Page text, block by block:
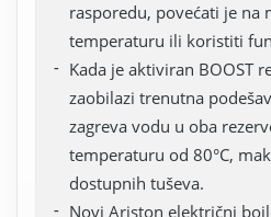
rasporedu, povećati je na
temperaturu ili koristiti
Kada je aktiviran BOOST
zaobilazi trenutna
zagreva vodu u oba
temperaturu od 80°C,
dostupnih tuševa.
Novi Ariston električni